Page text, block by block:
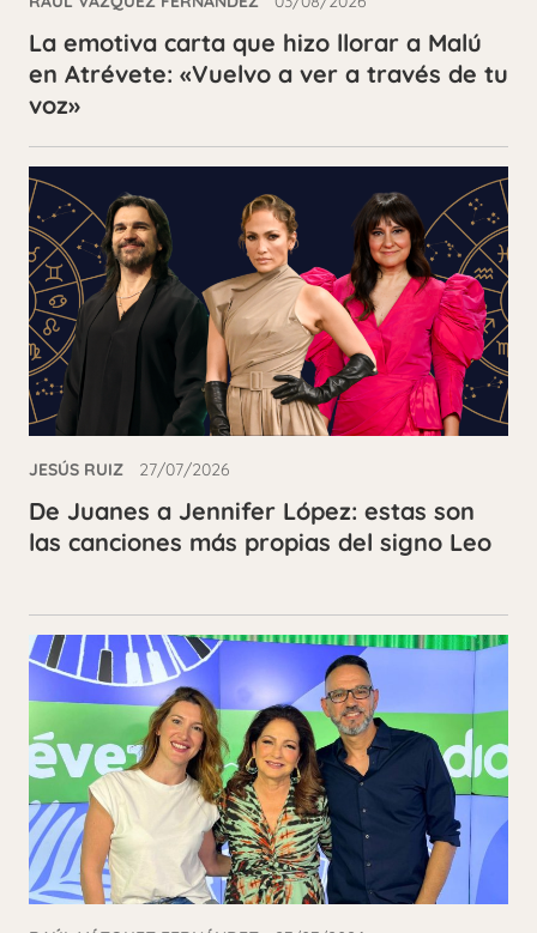
La emotiva carta que hizo llorar a Malú
en Atrévete: «Vuelvo a ver a través de tu
voz»
JESÚS RUIZ 27/07/2026
De Juanes a Jennifer López: estas son
las canciones más propias del signo Leo